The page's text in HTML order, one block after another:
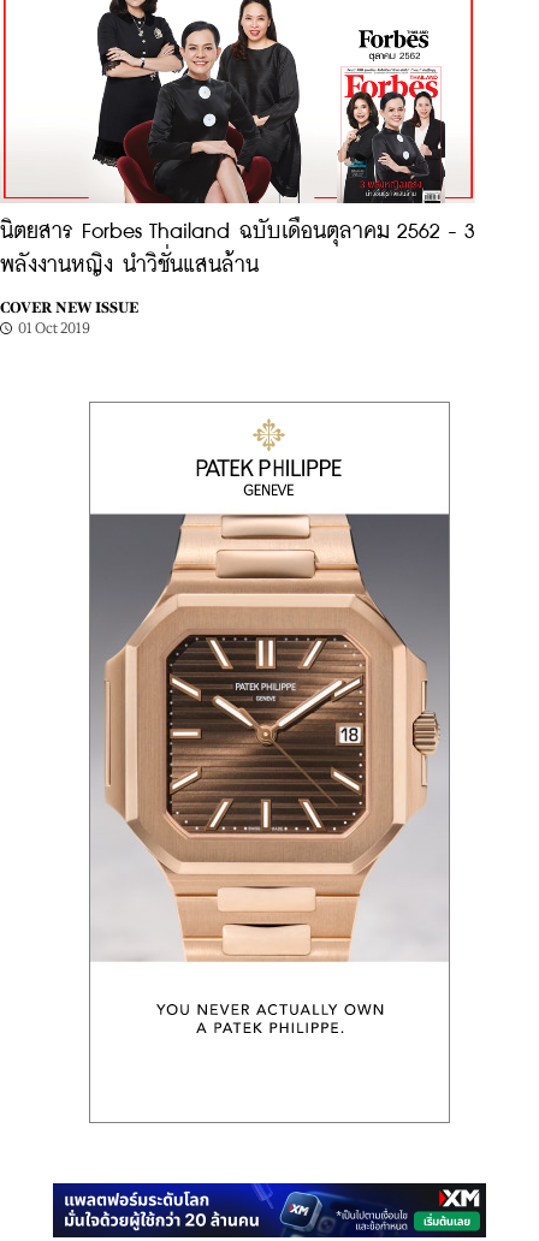
นิตยสาร Forbes Thailand ฉบับเดือนตุลาคม 2562 - 3
พลังงานหญิง นำวิชั่นแสนล้าน
COVER NEW ISSUE
01 Oct 2019